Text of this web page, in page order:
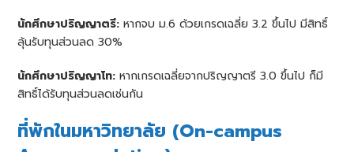
นักศึกษาปริญญาตรี: หากจบ ม.6 ด้วยเกรดเฉลี่ย 3.2 ขึ้นไป มีสิทธิ์
ลุ้นรับทุนส่วนลด 30%
นักศึกษาปริญญาโท: หากเกรดเฉลี่ยจากปริญญาตรี 3.0 ขึ้นไป ก็มี
สิทธิ์ได้รับทุนส่วนลดเช่นกัน
ที่พักในมหาวิทยาลัย (On-campus